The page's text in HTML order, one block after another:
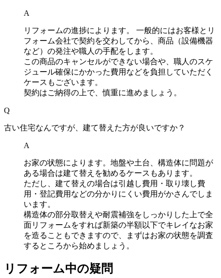
A
リフォームの進捗によります。 一般的にはお客様とリ
フォーム会社で契約を交わしてから、商品（設備機器
など）の発注や職人の手配をします。
この商品のキャンセルができない場合や、職人のスケ
ジュール確保にかかった費用などを負担していただく
ケースもございます。
契約はご納得の上で、慎重に進めましょう。
Q
古い住宅なんですが、建て替えた方が良いですか？
A
お家の状態によります。地盤や土台、構造体に問題が
ある場合は建て替えを勧めるケースもあります。
ただし、建て替えの場合は引越し費用・取り壊し費
用・登記費用などの分かりにくい費用がかさんでしま
います。
構造体の部分取替えや耐震補強をしっかりした上で全
面リフォームをすれば新築の半額以下でキレイなお家
を造ることもできますので、まずはお家の状態を調査
するところから始めましょう。
リフォーム中の疑問